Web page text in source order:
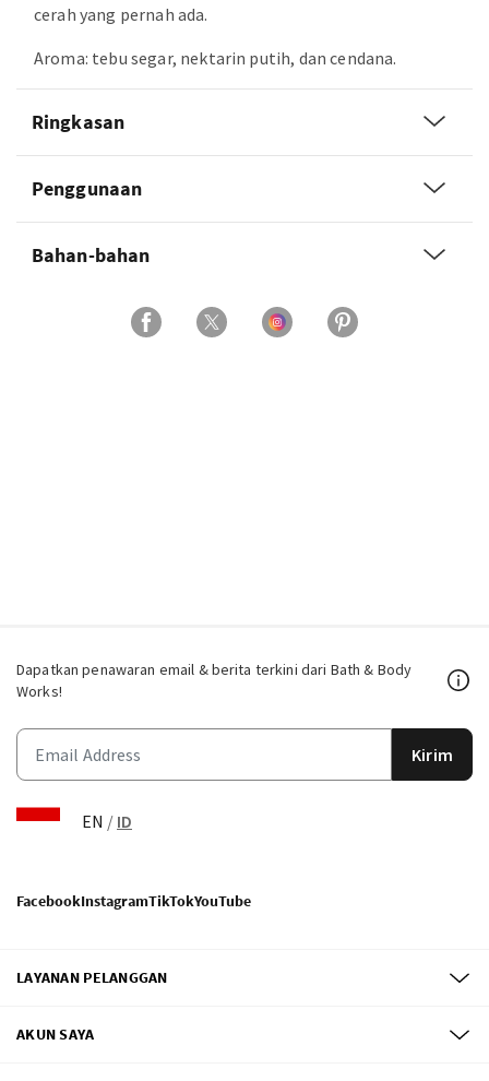
cerah yang pernah ada.
Aroma: tebu segar, nektarin putih, dan cendana.
Ringkasan
Penggunaan
Bahan-bahan
Dapatkan penawaran email & berita terkini dari Bath & Body
Works!
Kirim
EN / ID
FacebookInstagramTikTokYouTube
LAYANAN PELANGGAN
AKUN SAYA